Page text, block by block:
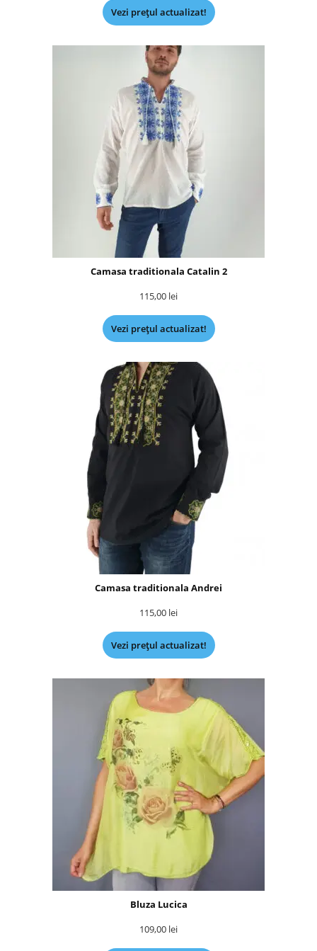
Vezi prețul actualizat!
Camasa traditionala Catalin 2
115,00 lei
Vezi prețul actualizat!
Camasa traditionala Andrei
115,00 lei
Vezi prețul actualizat!
Bluza Lucica
109,00 lei